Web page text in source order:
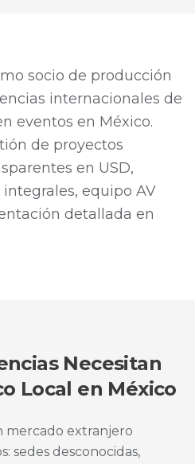
socio de producción
internacionales de
eventos en México.
de proyectos
en USD,
equipo AV
detallada en
Necesitan
Local en México
mercado extranjero
sedes desconocidas,